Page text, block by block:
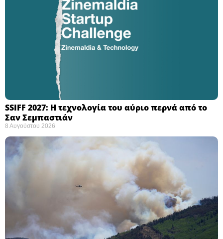
SSIFF 2027: Η τεχνολογία του αύριο περνά από το
Σαν Σεμπαστιάν ​
8 Αυγούστου 2026